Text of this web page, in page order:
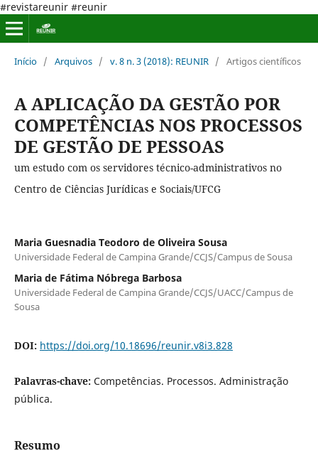
#revistareunir #reunir
Início / Arquivos / v. 8 n. 3 (2018): REUNIR / Artigos científicos
A APLICAÇÃO DA GESTÃO POR
COMPETÊNCIAS NOS PROCESSOS
DE GESTÃO DE PESSOAS
um estudo com os servidores técnico-administrativos no
Centro de Ciências Jurídicas e Sociais/UFCG
Maria Guesnadia Teodoro de Oliveira Sousa
Universidade Federal de Campina Grande/CCJS/Campus de Sousa
Maria de Fátima Nóbrega Barbosa
Universidade Federal de Campina Grande/CCJS/UACC/Campus de
Sousa
DOI: https://doi.org/10.18696/reunir.v8i3.828
Palavras-chave: Competências. Processos. Administração
pública.
Resumo